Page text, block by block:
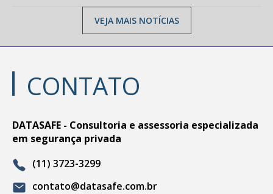
VEJA MAIS NOTÍCIAS
CONTATO
DATASAFE - Consultoria e assessoria especializada
em segurança privada
(11) 3723-3299
contato@datasafe.com.br